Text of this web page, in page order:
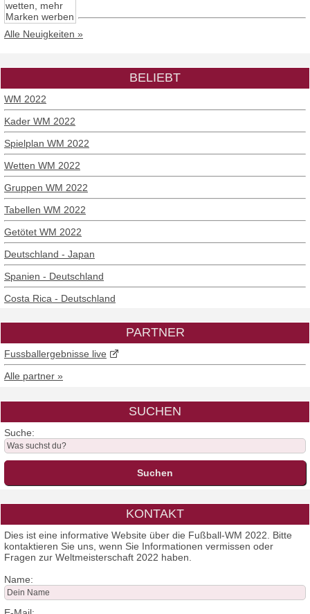
Alle Neuigkeiten »
BELIEBT
WM 2022
Kader WM 2022
Spielplan WM 2022
Wetten WM 2022
Gruppen WM 2022
Tabellen WM 2022
Getötet WM 2022
Deutschland - Japan
Spanien - Deutschland
Costa Rica - Deutschland
PARTNER
Fussballergebnisse live
Alle partner »
SUCHEN
Suche:
KONTAKT
Dies ist eine informative Website über die Fußball-WM 2022. Bitte
kontaktieren Sie uns, wenn Sie Informationen vermissen oder
Fragen zur Weltmeisterschaft 2022 haben.
Name: